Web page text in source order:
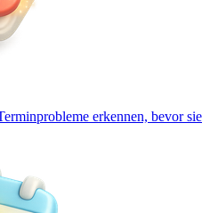
erkennen, bevor sie